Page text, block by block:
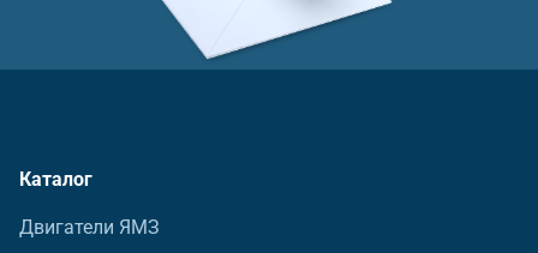
Каталог
Двигатели ЯМЗ